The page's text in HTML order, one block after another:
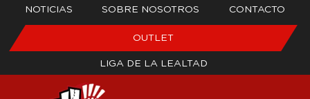
NOTICIAS SOBRE NOSOTROS CONTACTO
OUTLET
LIGA DE LA LEALTAD